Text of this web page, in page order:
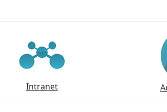
Intranet